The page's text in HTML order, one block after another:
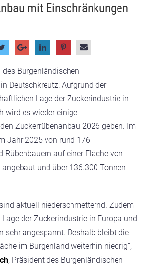
mit Einschränkungen
Burgenländischen
Deutschkreutz: Aufgrund der
Lage der Zuckerindustrie in
wird es wieder einige
Zuckerrübenanbau 2026 geben. Im
Jahr 2025 von rund 176
Rübenbauern auf einer Fläche von
und über 136.300 Tonnen
aktuell niederschmetternd. Zudem
der Zuckerindustrie in Europa und
sehr angespannt. Deshalb bleibt die
im Burgenland weiterhin niedrig“,
, Präsident des Burgenländischen